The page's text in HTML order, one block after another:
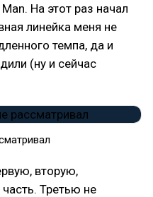
На этот раз начал
линейка меня не
темпа, да и
(ну и сейчас
вторую,
Третью не